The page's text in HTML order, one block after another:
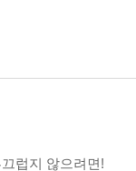
럽지 않으려면!